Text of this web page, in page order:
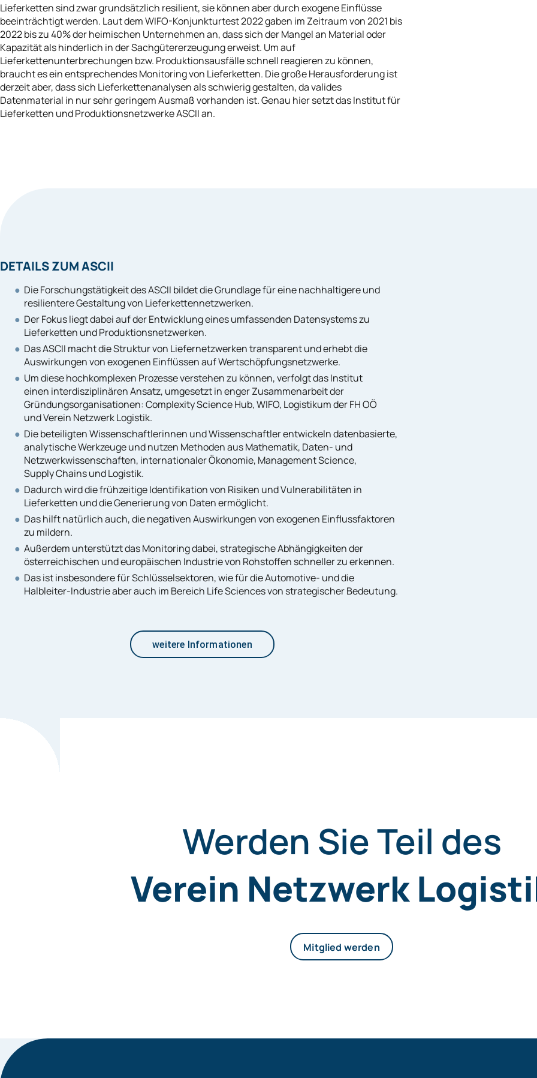
Lieferketten sind zwar grundsätzlich resilient, sie können aber durch exogene Einflüsse
beeinträchtigt werden. Laut dem WIFO-Konjunkturtest 2022 gaben im Zeitraum von 2021 bis
2022 bis zu 40% der heimischen Unternehmen an, dass sich der Mangel an Material oder
Kapazität als hinderlich in der Sachgütererzeugung erweist. Um auf
Lieferkettenunterbrechungen bzw. Produktionsausfälle schnell reagieren zu können,
braucht es ein entsprechendes Monitoring von Lieferketten. Die große Herausforderung ist
derzeit aber, dass sich Lieferkettenanalysen als schwierig gestalten, da valides
Datenmaterial in nur sehr geringem Ausmaß vorhanden ist. Genau hier setzt das Institut für
Lieferketten und Produktionsnetzwerke ASCII an.
DETAILS ZUM ASCII
Die Forschungstätigkeit des ASCII bildet die Grundlage für eine nachhaltigere und
resilientere Gestaltung von Lieferkettennetzwerken.
Der Fokus liegt dabei auf der Entwicklung eines umfassenden Datensystems zu
Lieferketten und Produktionsnetzwerken.
Das ASCII macht die Struktur von Liefernetzwerken transparent und erhebt die
Auswirkungen von exogenen Einflüssen auf Wertschöpfungsnetzwerke.
Um diese hochkomplexen Prozesse verstehen zu können, verfolgt das Institut
einen interdisziplinären Ansatz, umgesetzt in enger Zusammenarbeit der
Gründungsorganisationen: Complexity Science Hub, WIFO, Logistikum der FH OÖ
und Verein Netzwerk Logistik.
Die beteiligten Wissenschaftlerinnen und Wissenschaftler entwickeln datenbasierte,
analytische Werkzeuge und nutzen Methoden aus Mathematik, Daten- und
Netzwerkwissenschaften, internationaler Ökonomie, Management Science,
Supply Chains und Logistik.
Dadurch wird die frühzeitige Identifikation von Risiken und Vulnerabilitäten in
Lieferketten und die Generierung von Daten ermöglicht.
Das hilft natürlich auch, die negativen Auswirkungen von exogenen Einflussfaktoren
zu mildern.
Außerdem unterstützt das Monitoring dabei, strategische Abhängigkeiten der
österreichischen und europäischen Industrie von Rohstoffen schneller zu erkennen.
Das ist insbesondere für Schlüsselsektoren, wie für die Automotive- und die
Halbleiter-Industrie aber auch im Bereich Life Sciences von strategischer Bedeutung.
weitere Informationen
Werden Sie Teil des
Verein Netzwerk
Mitglied werden